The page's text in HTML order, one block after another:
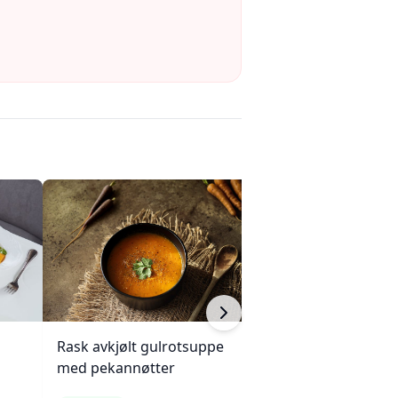
Rask avkjølt gulrotsuppe
med pekannøtter